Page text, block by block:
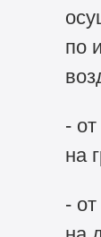
по
-
на
-